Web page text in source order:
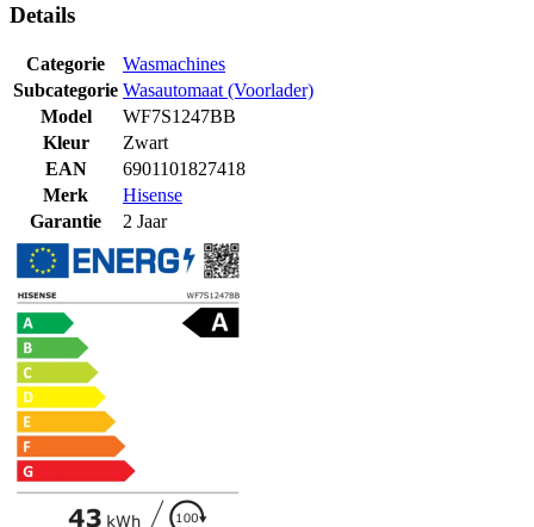
Details
Categorie
Wasmachines
Subcategorie Wasautomaat (Voorlader)
Model
WF7S1247BB
Kleur
Zwart
EAN
6901101827418
Merk
Hisense
Garantie
2 Jaar